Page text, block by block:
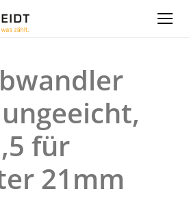
für
21mm